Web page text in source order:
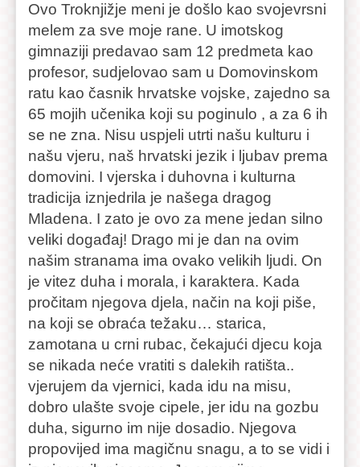
Ovo Troknjižje meni je došlo kao svojevrsni
melem za sve moje rane. U imotskog
gimnaziji predavao sam 12 predmeta kao
profesor, sudjelovao sam u Domovinskom
ratu kao časnik hrvatske vojske, zajedno sa
65 mojih učenika koji su poginulo , a za 6 ih
se ne zna. Nisu uspjeli utrti našu kulturu i
našu vjeru, naš hrvatski jezik i ljubav prema
domovini. I vjerska i duhovna i kulturna
tradicija iznjedrila je našega dragog
Mladena. I zato je ovo za mene jedan silno
veliki događaj! Drago mi je dan na ovim
našim stranama ima ovako velikih ljudi. On
je vitez duha i morala, i karaktera. Kada
pročitam njegova djela, način na koji piše,
na koji se obraća težaku… starica,
zamotana u crni rubac, čekajući djecu koja
se nikada neće vratiti s dalekih ratišta..
vjerujem da vjernici, kada idu na misu,
dobro ulašte svoje cipele, jer idu na gozbu
duha, sigurno im nije dosadio. Njegova
propovijed ima magičnu snagu, a to se vidi i